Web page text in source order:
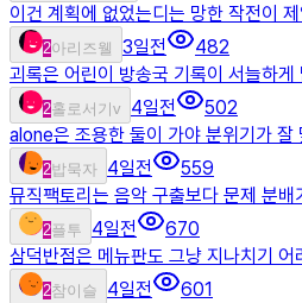
이건 계획에 없었는디는 망한 작전이
2아리즈웰 3일전
482
괴록은 어린이 방송국 기록이 서늘하게
2홀로서기v 4일전
502
alone은 조용한 둘이 가야 분위기가 잘
2밥묵자 4일전
559
뮤직팩토리는 음악 구출보다 문제 분배
2플투 4일전
670
삼덕반점은 메뉴판도 그냥 지나치기 어
2참이슬 4일전
601